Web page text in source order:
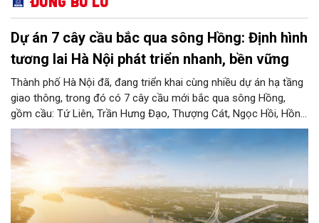
Dự án 7 cây cầu bắc qua sông Hồng: Định hình
tương lai Hà Nội phát triển nhanh, bền vững
Thành phố Hà Nội đã, đang triển khai cùng nhiều dự án hạ tầng
giao thông, trong đó có 7 cây cầu mới bắc qua sông Hồng,
gồm cầu: Tứ Liên, Trần Hưng Đạo, Thượng Cát, Ngọc Hồi, Hồng
Hà, Mễ Sở và Vân Phúc. 7 cây cầu này vừa giải bài toán hạ tầng
giao thông Thủ đô, vừa thể hiện tầm nhìn chiến lược và cuộc
cách mạng không gian để định hình tương lai phát triển bền
vững Thủ đô trong kỷ nguyên mới.